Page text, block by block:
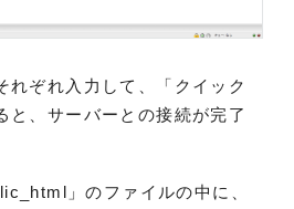
れぞれ入力して、「クイック
と、サーバーとの接続が完了
」のファイルの中に、